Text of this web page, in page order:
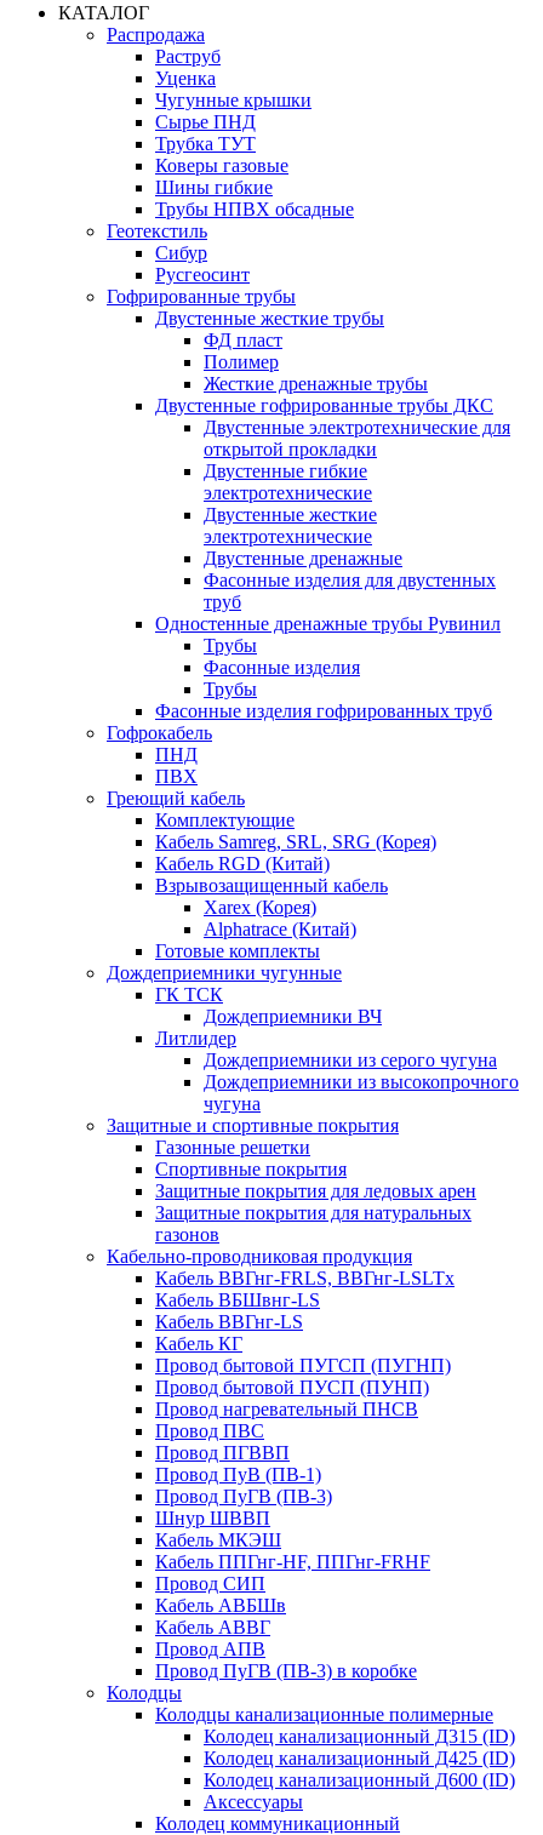
КАТАЛОГ
Распродажа
Раструб
Уценка
Чугунные крышки
Сырье ПНД
Трубка ТУТ
Коверы газовые
Шины гибкие
Трубы НПВХ обсадные
Геотекстиль
Сибур
Русгеосинт
Гофрированные трубы
Двустенные жесткие трубы
ФД пласт
Полимер
Жесткие дренажные трубы
Двустенные гофрированные трубы ДКС
Двустенные электротехнические для
открытой прокладки
Двустенные гибкие
электротехнические
Двустенные жесткие
электротехнические
Двустенные дренажные
Фасонные изделия для двустенных
труб
Одностенные дренажные трубы Рувинил
Трубы
Фасонные изделия
Трубы
Фасонные изделия гофрированных труб
Гофрокабель
ПНД
ПВХ
Греющий кабель
Комплектующие
Кабель Samreg, SRL, SRG (Корея)
Кабель RGD (Китай)
Взрывозащищенный кабель
Xarex (Корея)
Alphatrace (Китай)
Готовые комплекты
Дождеприемники чугунные
ГК ТСК
Дождеприемники ВЧ
Литлидер
Дождеприемники из серого чугуна
Дождеприемники из высокопрочного
чугуна
Защитные и спортивные покрытия
Газонные решетки
Спортивные покрытия
Защитные покрытия для ледовых арен
Защитные покрытия для натуральных
газонов
Кабельно-проводниковая продукция
Кабель ВВГнг-FRLS, ВВГнг-LSLTx
Кабель ВБШвнг-LS
Кабель ВВГнг-LS
Кабель КГ
Провод бытовой ПУГСП (ПУГНП)
Провод бытовой ПУСП (ПУНП)
Провод нагревательный ПНСВ
Провод ПВС
Провод ПГВВП
Провод ПуВ (ПВ-1)
Провод ПуГВ (ПВ-3)
Шнур ШВВП
Кабель МКЭШ
Кабель ППГнг-HF, ППГнг-FRHF
Провод СИП
Кабель АВБШв
Кабель АВВГ
Провод АПВ
Провод ПуГВ (ПВ-3) в коробке
Колодцы
Колодцы канализационные полимерные
Колодец канализационный Д315 (ID)
Колодец канализационный Д425 (ID)
Колодец канализационный Д600 (ID)
Аксессуары
Колодец коммуникационный